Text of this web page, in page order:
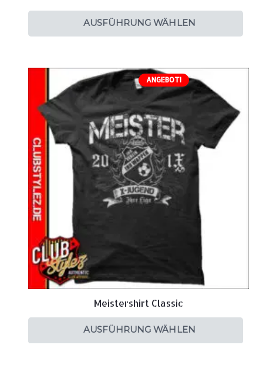
AUSFÜHRUNG WÄHLEN
ANGEBOT!
Meistershirt Classic
AUSFÜHRUNG WÄHLEN